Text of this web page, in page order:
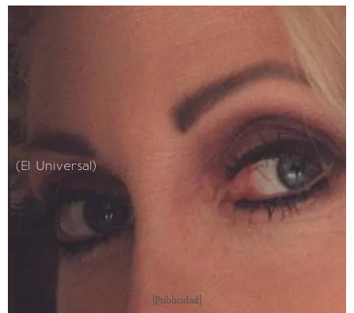
(El Universal)
[Publicidad]